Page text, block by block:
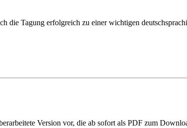
die Tagung erfolgreich zu einer wichtigen
Version vor, die ab sofort als PDF zum